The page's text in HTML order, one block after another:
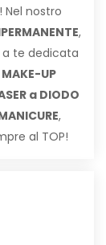
nostro
,
te dedicata
MAKE-UP
a DIODO
,
al TOP!